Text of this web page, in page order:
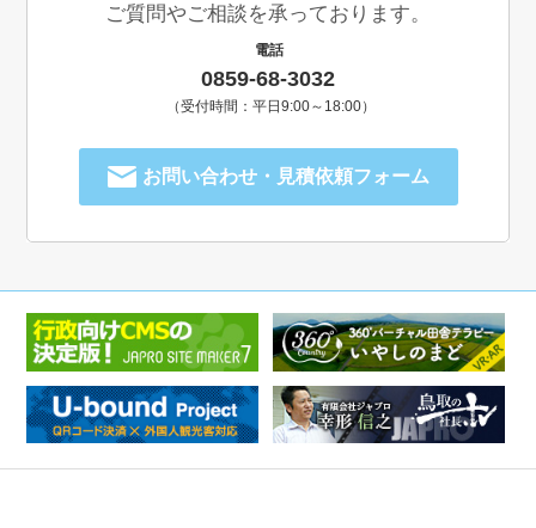
ご質問やご相談を承っております。
電話
0859-68-3032
（受付時間：平日9:00～18:00）
お問い合わせ・見積依頼フォーム